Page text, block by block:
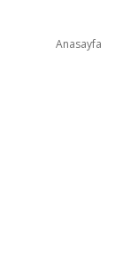
Anasayfa